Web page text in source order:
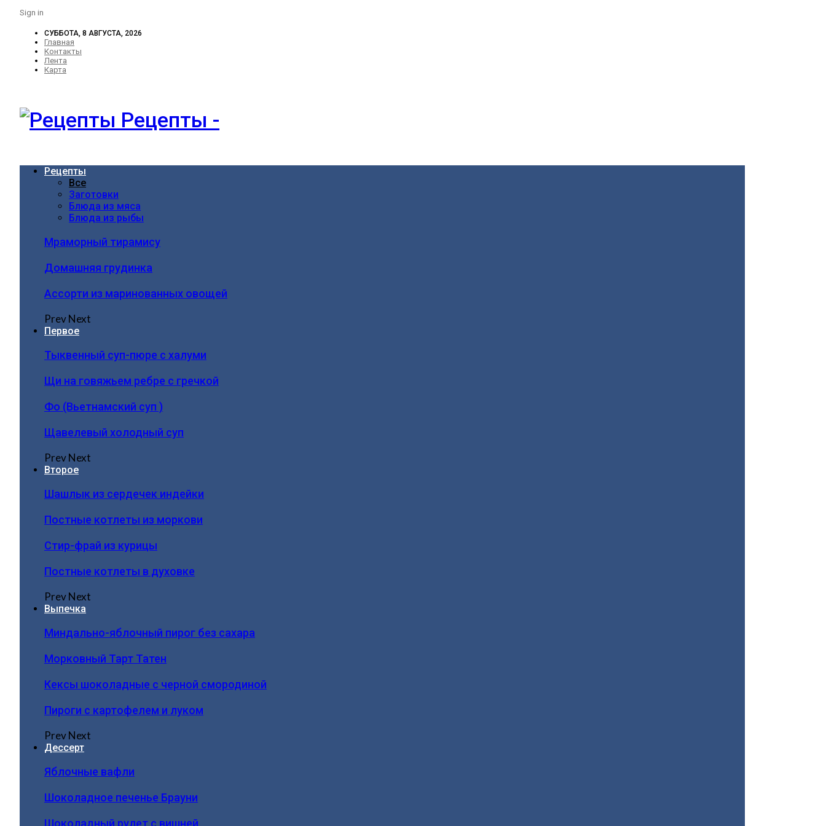
Sign in
СУББОТА, 8 АВГУСТА, 2026
Главная
Контакты
Лента
Карта
Рецепты -
Рецепты
Все
Заготовки
Блюда из мяса
Блюда из рыбы
Мраморный тирамису
Домашняя грудинка
Ассорти из маринованных овощей
PrevNext
Первое
Тыквенный суп-пюре с халуми
Щи на говяжьем ребре с гречкой
Фо (Вьетнамский суп )
Щавелевый холодный суп
PrevNext
Второе
Шашлык из сердечек индейки
Постные котлеты из моркови
Стир-фрай из курицы
Постные котлеты в духовке
PrevNext
Выпечка
Миндально-яблочный пирог без сахара
Морковный Тарт Татен
Кексы шоколадные с черной смородиной
Пироги c картофелем и луком
PrevNext
Дессерт
Яблочные вафли
Шоколадное печенье Брауни
Шоколадный рулет с вишней